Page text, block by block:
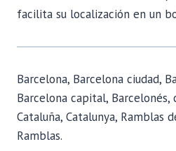
facilita su localización en un
Barcelona, Barcelona ciudad,
Barcelona capital, Barcelonés,
Cataluña, Catalunya, Ramblas
Ramblas.